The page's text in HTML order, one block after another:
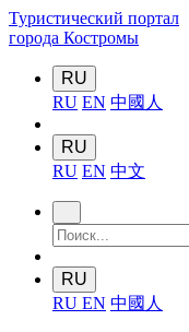
Туристический портал
города Костромы
RU
RU EN 中國人
RU
RU EN 中文
RU
RU EN 中國人